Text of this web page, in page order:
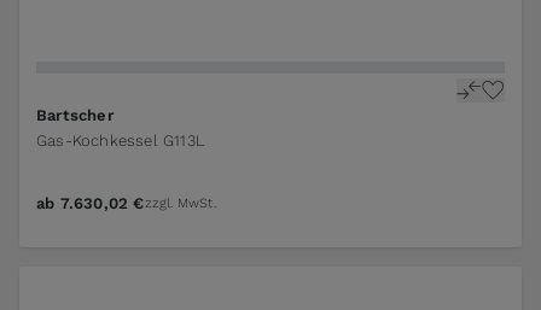
Bartscher
Gas-Kochkessel G113L
ab 7.630,02 €zzgl. MwSt.